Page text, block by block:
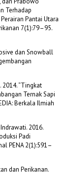
Terhadap
Pantai Utara
7(1):79–95.
dan Snowball
“Tingkat
Ternak Sapi
Berkala Ilmiah
2016.
Padi
PENA 2(1):591–
dan Perikanan.